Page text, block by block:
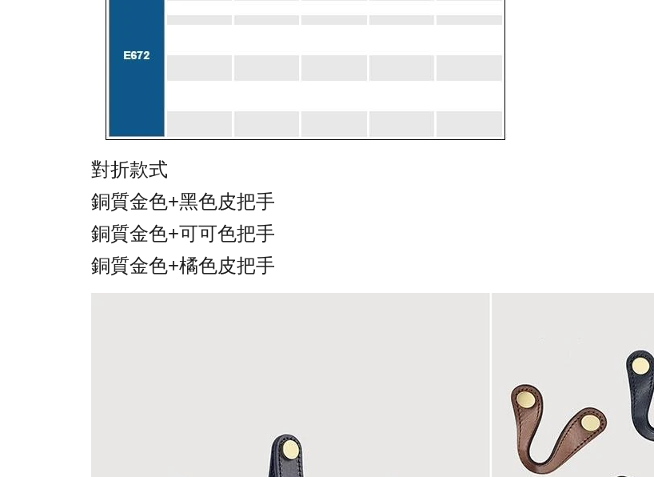
對折款式
銅質金色+黑色皮把手
銅質金色+可可色把手
銅質金色+橘色皮把手